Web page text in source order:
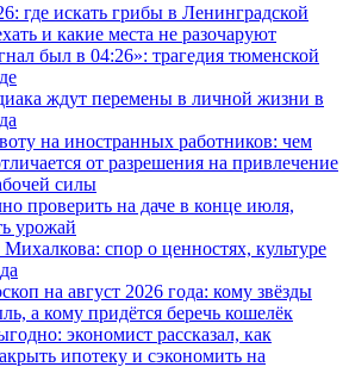
где искать грибы в Ленинградской
и какие места не разочаруют
был в 04:26»: трагедия тюменской
ждут перемены в личной жизни в
на иностранных работников: чем
от разрешения на привлечение
силы
проверить на даче в конце июля,
урожай
спор о ценностях, культуре
на август 2026 года: кому звёзды
а кому придётся беречь кошелёк
экономист рассказал, как
ипотеку и сэкономить на